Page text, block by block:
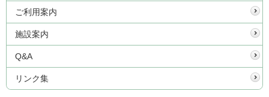
ご利用案内
施設案内
Q&A
リンク集